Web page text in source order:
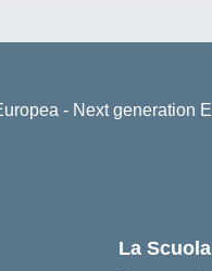
La Scuola